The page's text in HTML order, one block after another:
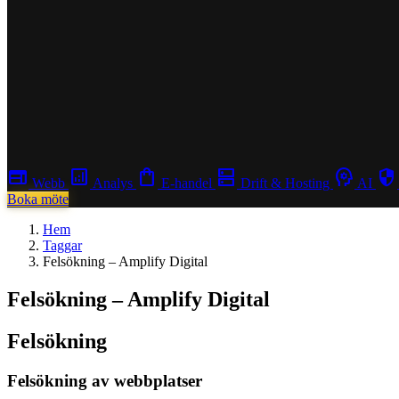
web Webb analytics Analys shopping_bag E-handel dns Drift & Hosting psychology AI security
Boka möte
Hem
Taggar
Felsökning – Amplify Digital
Felsökning – Amplify Digital
Felsökning
Felsökning av webbplatser